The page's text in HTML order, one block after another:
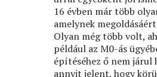
16 évben már több
amelynek
Olyan még több volt,
például az M0-ás
építéséhez ő nem járul
annyit jelent, hogy